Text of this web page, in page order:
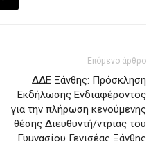
Επόμενο άρθρο
ΔΔΕ Ξάνθης: Πρόσκληση
Εκδήλωσης Ενδιαφέροντος
για την πλήρωση κενούμενης
θέσης Διευθυντή/ντριας του
Γυμνασίου Γενισέας Ξάνθης